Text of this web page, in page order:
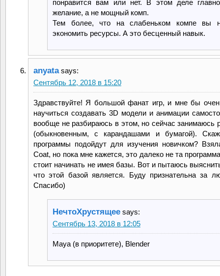
понравится вам или нет. В этом деле
желание, а не мощный комп.
Тем более, что на слабеньком компе вы
экономить ресурсы. А это бесценный навык.
anyata says:
Сентябрь 12, 2018 в 15:20
Здравствуйте! Я большой фанат игр, и мне бы
научиться создавать 3D модели и анимации
вообще не разбираюсь в этом, но сейчас занимаюсь
(обыкновенным, с карандашами и бумагой).
программы подойдут для изучения новичком?
Coat, но пока мне кажется, это далеко не та
стоит начинать не имея базы. Вот и пытаюсь
что этой базой является. Буду признательна за
Спасибо)
НечтоХрустящее says:
Сентябрь 13, 2018 в 12:05
Maya (в приоритете), Blender